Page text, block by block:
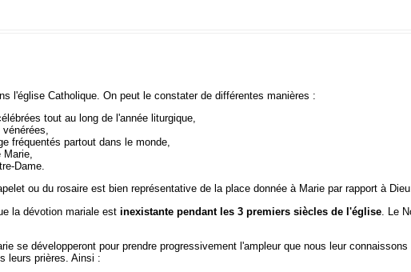
l'église Catholique. On peut le constater de différentes manières :
tout au long de l'année liturgique,
fréquentés partout dans le monde,
Dame.
ou du rosaire est bien représentative de la place donnée à Marie par rapport à
la dévotion mariale est inexistante pendant les 3 premiers siècles de l'église . Le
se développeront pour prendre progressivement l'ampleur que nous leur
leurs prières. Ainsi :